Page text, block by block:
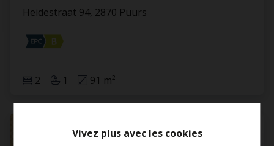
Vivez plus avec les cookies
Heidestraat 94, 2870 Puurs
2 1 91 m²